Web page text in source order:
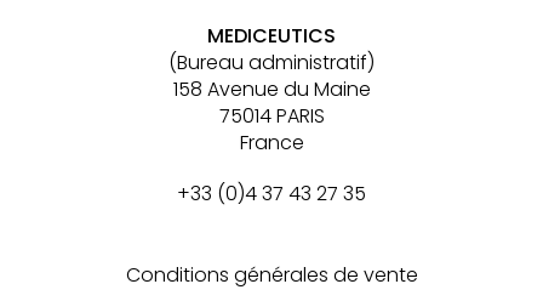
MEDICEUTICS
(Bureau administratif)
158 Avenue du Maine
75014 PARIS
France
+33 (0)4 37 43 27 35
Conditions générales de vente